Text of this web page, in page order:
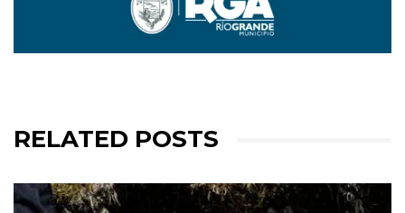
RELATED POSTS